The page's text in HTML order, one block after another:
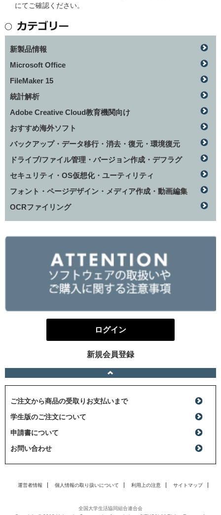
にてご確認ください。
新製品情報
Microsoft Office
FileMaker 15
統計解析
Adobe Creative Cloud教育機関向け
おすすめ海外ソフト
バックアップ・データ移行・消去・復元・環境復元
ドライブ/ファイル管理・バージョン作成・デフラグ
セキュリティ・OS仮想化・ユーティリティ
フォント・ページデザイン・メディア作成・動画編集
OCRファイリング
ログイン
新規会員登録
ご注文から商品の受取りお支払いまで
学生版のご注文について
申請書について
お問い合わせ
運営者情報 個人情報の取り扱いについて 利用上の注意 サイトマップ
全国大学生活協同組合連合会